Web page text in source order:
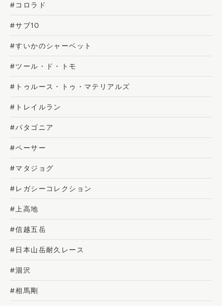
#コロラド
#サブ10
#すいかのシャーベット
#ツール・ド・トモ
#トゥルース・トゥ・マテリアルズ
#トレイルラン
#パタゴニア
#ペーサー
#マタジョグ
#レガシーコレクション
#上高地
#信越五岳
#日本山岳耐久レース
#涸沢
#相馬剛